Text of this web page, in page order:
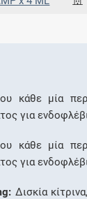
κάθε μία
για
κάθε μία
για
Δισκία